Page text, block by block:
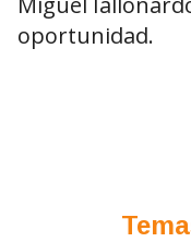
oportunidad.